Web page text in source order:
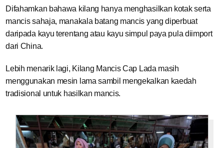
Difahamkan bahawa kilang hanya menghasilkan kotak serta
mancis sahaja, manakala batang mancis yang diperbuat
daripada kayu terentang atau kayu simpul paya pula diimport
dari China.
Lebih menarik lagi, Kilang Mancis Cap Lada masih
menggunakan mesin lama sambil mengekalkan kaedah
tradisional untuk hasilkan mancis.